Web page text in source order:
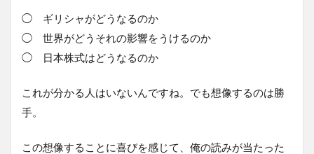
◯ ギリシャがどうなるのか
◯ 世界がどうそれの影響をうけるのか
◯ 日本株式はどうなるのか
これが分かる人はいないんですね。でも想像するのは勝
手。
この想像することに喜びを感じて、俺の読みが当たった